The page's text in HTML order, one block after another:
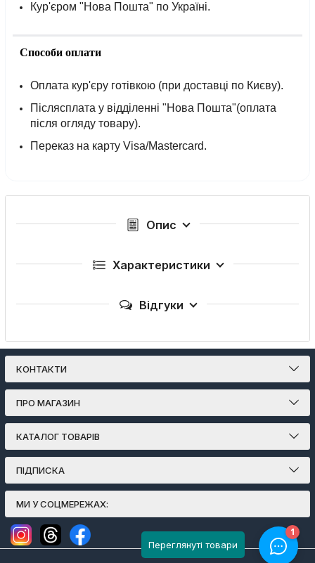
Кур'єром "Нова Пошта" по Україні.
Способи оплати
Оплата кур'єру готівкою (при доставці по Києву).
Післясплата у відділенні "Нова Пошта"(оплата
після огляду товару).
Переказ на карту Visa/Mastercard.
Опис
Характеристики
Відгуки
Переглянуті товари
КОНТАКТИ
ПРО МАГАЗИН
КАТАЛОГ ТОВАРІВ
ПІДПИСКА
МИ У СОЦМЕРЕЖАХ: